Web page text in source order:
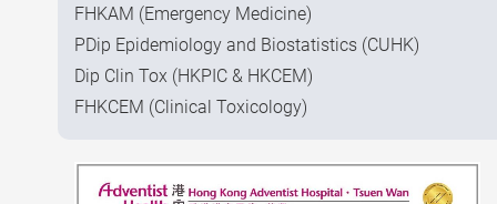
FHKAM (Emergency Medicine)
PDip Epidemiology and Biostatistics (CUHK)
Dip Clin Tox (HKPIC & HKCEM)
FHKCEM (Clinical Toxicology)